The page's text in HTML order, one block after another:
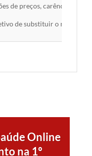
de preços, carências,
de substituir o material
Online
na 1º